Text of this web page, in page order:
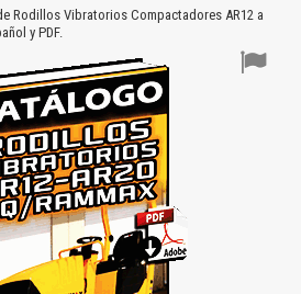
Rodillos Vibratorios Compactadores AR12 a
y PDF.